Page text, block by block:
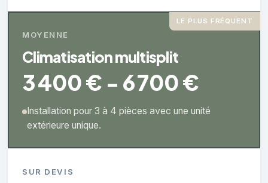
LE PLUS FRÉQUENT
MOYENNE
Climatisation multisplit
3 400 € - 6 700 €
Installation pour 3 à 4 pièces avec une unité
extérieure unique.
SUR DEVIS